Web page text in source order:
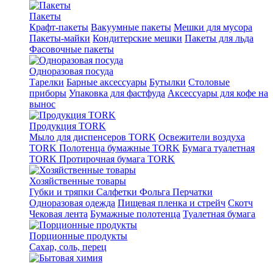
Пакеты
Крафт-пакеты Вакуумные пакеты Мешки для мусора
Пакеты-майки Кондитерские мешки Пакеты для льда
Фасовочные пакеты
Одноразовая посуда
Тарелки Барные аксессуары Бутылки Столовые
приборы Упаковка для фастфуда Аксессуары для кофе на
вынос
Продукция TORK
Мыло для диспенсеров TORK Освежители воздуха
TORK Полотенца бумажные TORK Бумага туалетная
TORK Протирочная бумага TORK
Хозяйственные товары
Губки и тряпки Салфетки Фольга Перчатки
Одноразовая одежда Пищевая пленка и стрейч Скотч
Чековая лента Бумажные полотенца Туалетная бумага
Порционные продукты
Сахар, соль, перец